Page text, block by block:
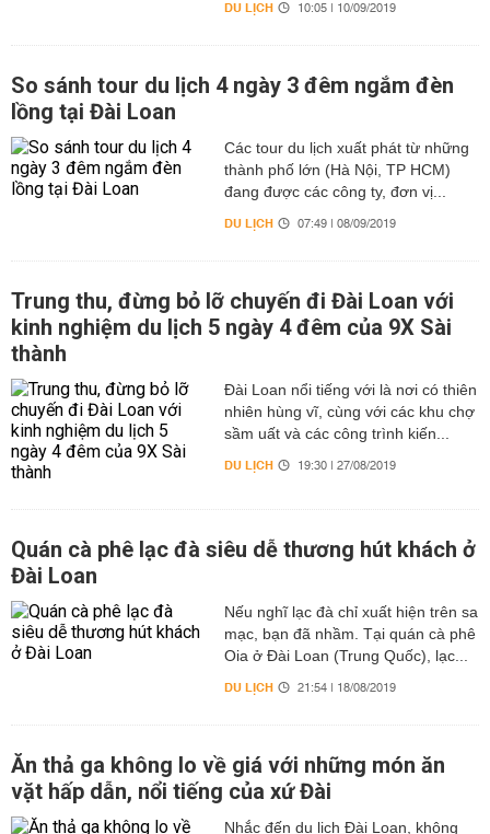
DU LỊCH 10:05 | 10/09/2019
So sánh tour du lịch 4 ngày 3 đêm ngắm đèn
lồng tại Đài Loan
Các tour du lịch xuất phát từ những
thành phố lớn (Hà Nội, TP HCM)
đang được các công ty, đơn vị...
DU LỊCH 07:49 | 08/09/2019
Trung thu, đừng bỏ lỡ chuyến đi Đài Loan với
kinh nghiệm du lịch 5 ngày 4 đêm của 9X Sài
thành
Đài Loan nổi tiếng với là nơi có thiên
nhiên hùng vĩ, cùng với các khu chợ
sầm uất và các công trình kiến...
DU LỊCH 19:30 | 27/08/2019
Quán cà phê lạc đà siêu dễ thương hút khách ở
Đài Loan
Nếu nghĩ lạc đà chỉ xuất hiện trên sa
mạc, bạn đã nhầm. Tại quán cà phê
Oia ở Đài Loan (Trung Quốc), lạc...
DU LỊCH 21:54 | 18/08/2019
Ăn thả ga không lo về giá với những món ăn
vặt hấp dẫn, nổi tiếng của xứ Đài
Nhắc đến du lịch Đài Loan, không